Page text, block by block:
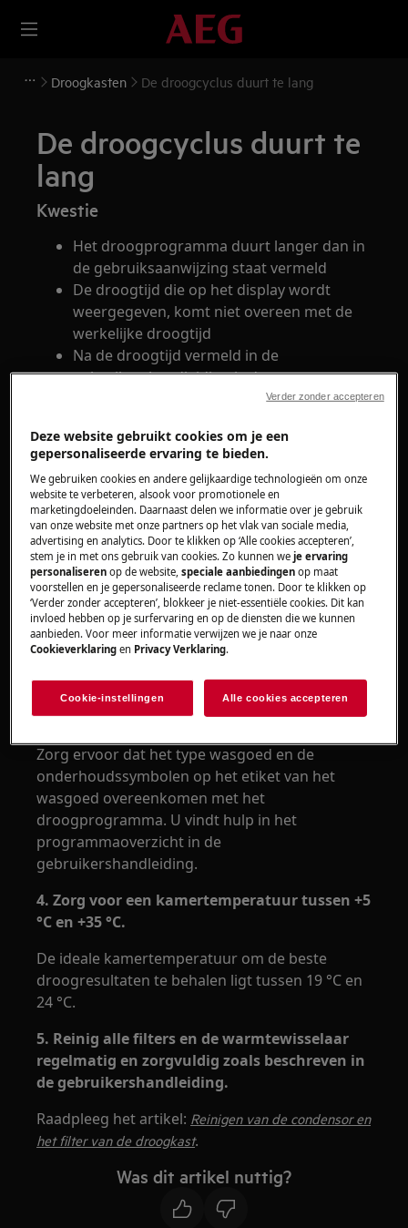
Droogkasten De droogcyclus duurt te lang
De droogcyclus duurt te
lang
Kwestie
Het droogprogramma duurt langer dan in
de gebruiksaanwijzing staat vermeld
De droogtijd die op het display wordt
weergegeven, komt niet overeen met de
werkelijke droogtijd
Na de droogtijd vermeld in de
gebruikershandleiding is de was nog nat
Warmtepompdroogkast
Oplossing
1. Zwier het wasgoed goed uit voor u het
droogt.
2. De maximale belasting niet overschrijden.
OPMERKING:de aanduiding van de
hoeveelheid lading heeft altijd betrekking op
het gewicht van de droge was.
3. Kies het juiste droogprogramma.
Zorg ervoor dat het type wasgoed en de
onderhoudssymbolen op het etiket van het
wasgoed overeenkomen met het
droogprogramma. U vindt hulp in het
programmaoverzicht in de
gebruikershandleiding.
4. Zorg voor een kamertemperatuur tussen +5
°C en +35 °C.
De ideale kamertemperatuur om de beste
droogresultaten te behalen ligt tussen 19 °C en
24 °C.
5. Reinig alle filters en de warmtewisselaar
regelmatig en zorgvuldig zoals beschreven in
de gebruikershandleiding.
Raadpleeg het artikel: Reinigen van de condensor en
het filter van de droogkast.
Was dit artikel nuttig?
Deze website gebruikt cookies om je een
gepersonaliseerde ervaring te bieden.
We gebruiken cookies en andere gelijkaardige technologieën om onze
website te verbeteren, alsook voor promotionele en
marketingdoeleinden. Daarnaast delen we informatie over je gebruik
van onze website met onze partners op het vlak van sociale media,
advertising en analytics. Door te klikken op ‘Alle cookies accepteren’,
stem je in met ons gebruik van cookies. Zo kunnen weje ervaring
personaliseren op de website,speciale aanbiedingen op maat
voorstellen en je gepersonaliseerde reclame tonen. Door te klikken op
‘Verder zonder accepteren’, blokkeer je niet-essentiële cookies. Dit kan
invloed hebben op je surfervaring en op de diensten die we kunnen
aanbieden. Voor meer informatie verwijzen we je naar onze
Cookieverklaring en Privacy Verklaring.
Cookie-instellingen Alle cookies accepteren
Verder zonder accepteren